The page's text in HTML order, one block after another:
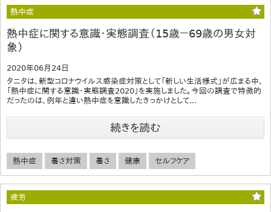
熱中症
熱中症に関する意識・実態調査（15歳－69歳の男女対
象）
2020年06月24日
タニタは、新型コロナウイルス感染症対策として「新しい生活様式」が広まる中、
「熱中症に関する意識・実態調査2020」を実施しました。今回の調査で特徴的
だったのは、例年と違い熱中症を意識したきっかけとして...
続きを読む
熱中症 暑さ対策 暑さ 健康 セルフケア
疲労